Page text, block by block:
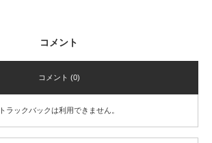
コメント
コメント (0)
トラックバックは利用できません。